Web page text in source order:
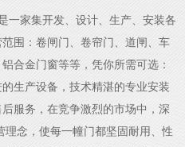
家集开发、设计、生产、安装各
围：卷闸门、卷帘门、道闸、车
合金门窗等等，凭你所需可选：
生产设备，技术精湛的专业安装
服务，在竞争激烈的市场中，深
念，使每一幢门都坚固耐用、性